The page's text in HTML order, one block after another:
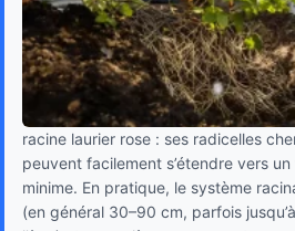
racine laurier rose : ses radicelles
peuvent facilement s’étendre vers
minime. En pratique, le système
(en général 30–90 cm, parfois